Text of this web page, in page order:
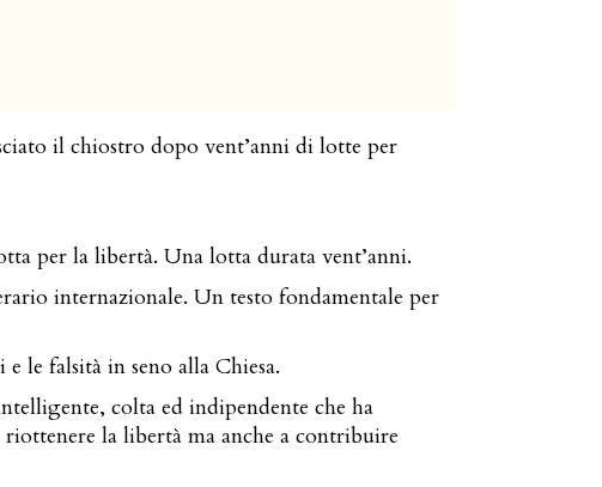
il chiostro dopo vent’anni di lotte per
per la libertà. Una lotta durata vent’anni.
internazionale. Un testo fondamentale per
le falsità in seno alla Chiesa.
colta ed indipendente che ha
la libertà ma anche a contribuire